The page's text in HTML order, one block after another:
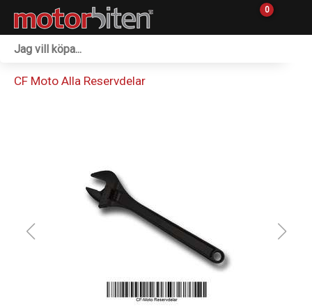
0
Reservdelar
Sprängskisser
CF Moto Alla Reservdelar